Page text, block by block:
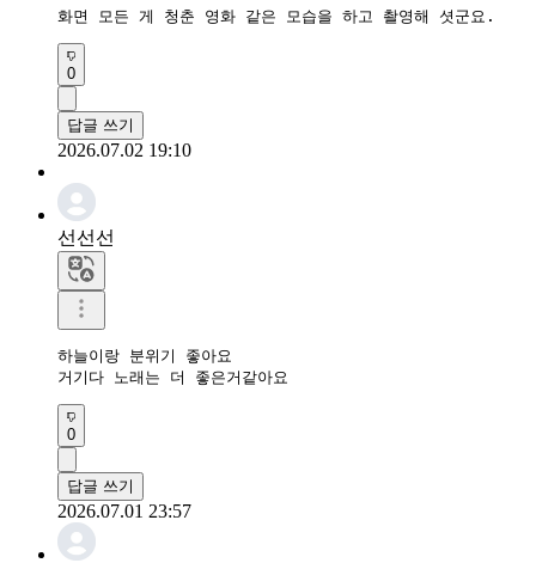
화면 모든 게 청춘 영화 같은 모습을 하고 촬영해 셧군요.
0
답글 쓰기
2026.07.02 19:10
선선선
하늘이랑 분위기 좋아요
거기다 노래는 더 좋은거같아요
0
답글 쓰기
2026.07.01 23:57